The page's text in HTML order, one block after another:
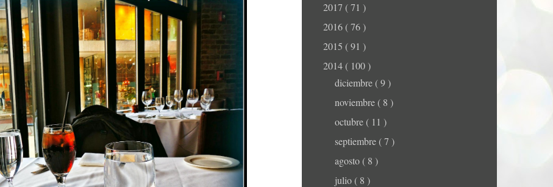
2017 ( 71 )
2016 ( 76 )
2015 ( 91 )
2014 ( 100 )
diciembre ( 9 )
noviembre ( 8 )
octubre ( 11 )
septiembre ( 7 )
agosto ( 8 )
julio ( 8 )